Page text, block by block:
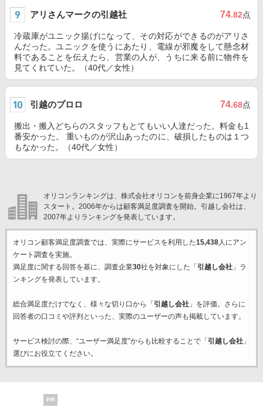
アリさんマークの引越社 74.82点
冷蔵庫がユニック揚げになって、その対応ができるのがアリさ
んだった。ユニックを使うにあたり、電線が邪魔をして懸念材
料であることを伝えたら、営業の人が、うちに来る前に物件を
見てくれていた。（40代／女性）
引越のプロロ 74.68点
搬出・搬入どちらのスタッフもとてもいい人達だった。料金も1
番安かった。 重いものが沢山あったのに、破損したものは１つ
もなかった。（40代／女性）
オリコンランキングは、株式会社オリコンを前身企業に1967年より
スタート。2006年からは顧客満足度調査を開始。引越し会社は、
2007年よりランキングを発表しています。
オリコン顧客満足度調査では、実際にサービスを利用した15,438人にアン
ケート調査を実施。
満足度に関する回答を基に、調査企業30社を対象にした「 引越し会社」ラ
ンキングを発表しています。
総合満足度だけでなく、様々な切り口から「 引越し会社」を評価。さらに
回答者の口コミや評判といった、実際のユーザーの声も掲載しています。
サービス検討の際、“ユーザー満足度”からも比較することで「 引越し会社」
選びにお役立てください。
PR